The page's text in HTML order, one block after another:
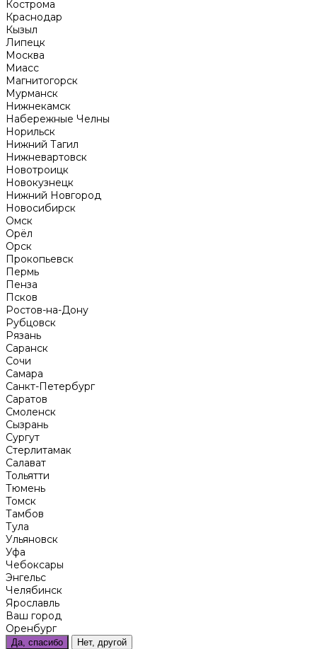
Кострома
Краснодар
Кызыл
Липецк
Москва
Миасс
Магнитогорск
Мурманск
Нижнекамск
Набережные Челны
Норильск
Нижний Тагил
Нижневартовск
Новотроицк
Новокузнецк
Нижний Новгород
Новосибирск
Омск
Орёл
Орск
Прокопьевск
Пермь
Пенза
Псков
Ростов-на-Дону
Рубцовск
Рязань
Саранск
Сочи
Самара
Санкт-Петербург
Саратов
Смоленск
Сызрань
Сургут
Стерлитамак
Салават
Тольятти
Тюмень
Томск
Тамбов
Тула
Ульяновск
Уфа
Чебоксары
Энгельс
Челябинск
Ярославль
Ваш город
Оренбург
Да, спасибо Нет, другой